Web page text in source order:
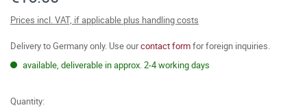
Prices incl. VAT, if applicable plus handling costs
Delivery to Germany only. Use ourcontact formfor foreign inquiries.
available, deliverable in approx. 2-4 working days
Quantity: